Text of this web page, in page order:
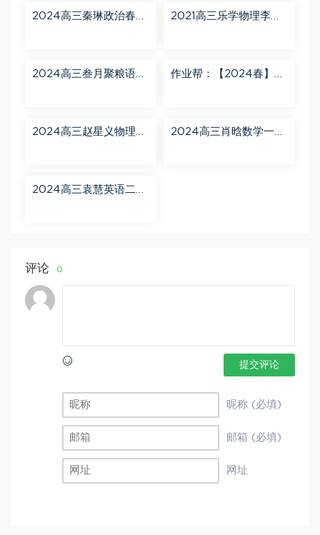
2024高三秦琳政治春季
2021高三乐学物理李玮
2024高三叁月聚粮语文
作业帮：【2024春】高
2024高三赵星义物理二
2024高三肖晗数学一轮
2024高三袁慧英语二轮
评论 0
提交评论
昵称 (必填)
邮箱 (必填)
网址